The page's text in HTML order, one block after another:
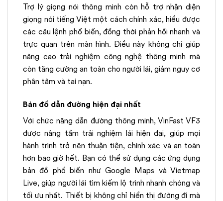
Trợ lý giọng nói thông minh còn hỗ trợ nhận diện
giọng nói tiếng Việt một cách chính xác, hiểu được
các câu lệnh phổ biến, đồng thời phản hồi nhanh và
trực quan trên màn hình. Điều này không chỉ giúp
nâng cao trải nghiệm công nghệ thông minh mà
còn tăng cường an toàn cho người lái, giảm nguy cơ
phân tâm và tai nạn.
Bản đồ dẫn đường hiện đại nhất
Với chức năng dẫn đường thông minh, VinFast VF3
được nâng tầm trải nghiệm lái hiện đại, giúp mọi
hành trình trở nên thuận tiện, chính xác và an toàn
hơn bao giờ hết. Bạn có thể sử dụng các ứng dụng
bản đồ phổ biến như Google Maps và Vietmap
Live, giúp người lái tìm kiếm lộ trình nhanh chóng và
tối ưu nhất. Thiết bị không chỉ hiển thị đường đi mà